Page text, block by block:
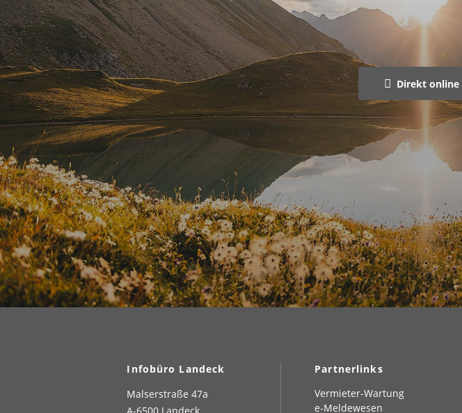
Direkt online
Infobüro Landeck
Malserstraße 47a
Partnerlinks
Vermieter-Wartung
e-Meldewesen